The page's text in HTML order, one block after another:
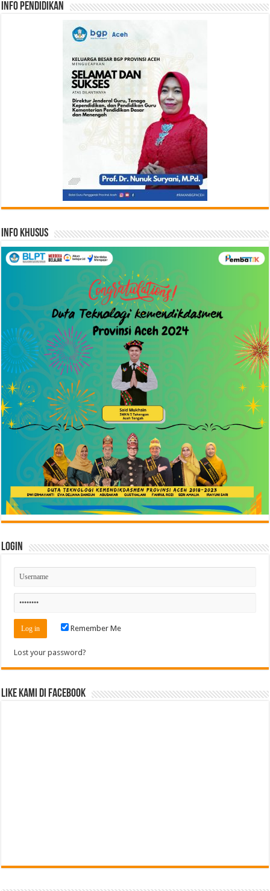
Info Pendidikan
Info Khusus
Login
Remember Me
Lost your password?
Like Kami di Facebook